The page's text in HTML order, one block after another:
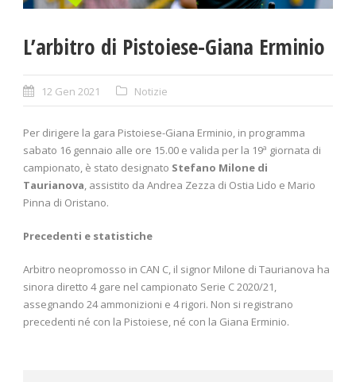
L’arbitro di Pistoiese-Giana Erminio
12 Gen 2021 Notizie
Per dirigere la gara Pistoiese-Giana Erminio, in programma
sabato 16 gennaio alle ore 15.00 e valida per la 19ª giornata di
campionato, è stato designato Stefano Milone di
Taurianova, assistito da Andrea Zezza di Ostia Lido e Mario
Pinna di Oristano.
Precedenti e statistiche
Arbitro neopromosso in CAN C, il signor Milone di Taurianova ha
sinora diretto 4 gare nel campionato Serie C 2020/21,
assegnando 24 ammonizioni e 4 rigori. Non si registrano
precedenti né con la Pistoiese, né con la Giana Erminio.